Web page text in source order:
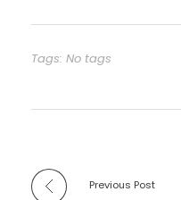
Tags: No tags
Previous Post